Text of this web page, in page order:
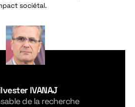
sociétal.
IVANAJ
de la recherche